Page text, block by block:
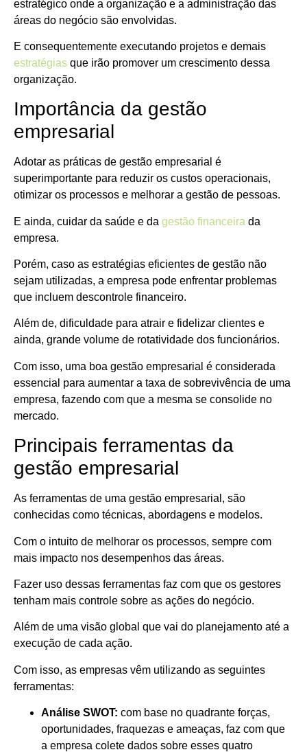
estratégico onde a organização e a administração das
áreas do negócio são envolvidas.
E consequentemente executando projetos e demais
estratégias que irão promover um crescimento dessa
organização.
Importância da gestão
empresarial
Adotar as práticas de gestão empresarial é
superimportante para reduzir os custos operacionais,
otimizar os processos e melhorar a gestão de pessoas.
E ainda, cuidar da saúde e da gestão financeira da
empresa.
Porém, caso as estratégias eficientes de gestão não
sejam utilizadas, a empresa pode enfrentar problemas
que incluem descontrole financeiro.
Além de, dificuldade para atrair e fidelizar clientes e
ainda, grande volume de rotatividade dos funcionários.
Com isso, uma boa gestão empresarial é considerada
essencial para aumentar a taxa de sobrevivência de uma
empresa, fazendo com que a mesma se consolide no
mercado.
Principais ferramentas da
gestão empresarial
As ferramentas de uma gestão empresarial, são
conhecidas como técnicas, abordagens e modelos.
Com o intuito de melhorar os processos, sempre com
mais impacto nos desempenhos das áreas.
Fazer uso dessas ferramentas faz com que os gestores
tenham mais controle sobre as ações do negócio.
Além de uma visão global que vai do planejamento até a
execução de cada ação.
Com isso, as empresas vêm utilizando as seguintes
ferramentas:
Análise SWOT: com base no quadrante forças,
oportunidades, fraquezas e ameaças, faz com que
a empresa colete dados sobre esses quatro